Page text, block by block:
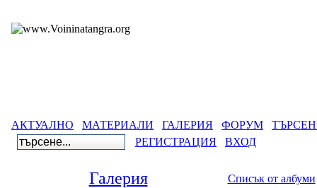
АКТУАЛНО МАТЕРИАЛИ ГАЛЕРИЯ ФОРУМ
РЕГИСТРАЦИЯ
ВХОД
Галерия Списък от албуми